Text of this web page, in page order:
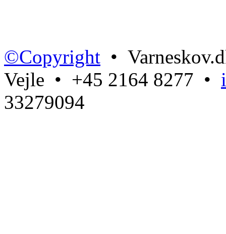
©Copyright •
Vejle • +45 2164 8277 •
33279094